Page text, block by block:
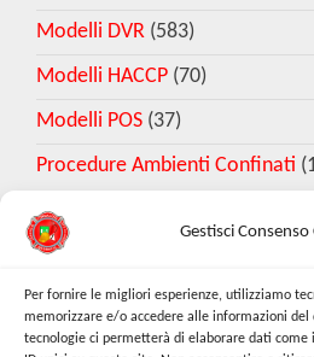
Gestisci Consenso
Per fornire le migliori esperienze, utilizziamo
memorizzare e/o accedere alle informazioni del
tecnologie ci permetterà di elaborare dati
Modelli DVR (583)
Modelli HACCP (70)
Modelli POS (37)
Procedure Ambienti Confinati
Richiedi Modello